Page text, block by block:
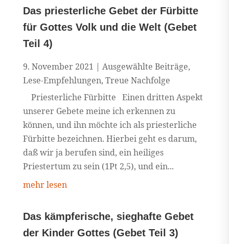
Das priesterliche Gebet der Fürbitte
für Gottes Volk und die Welt (Gebet
Teil 4)
9. November 2021 | Ausgewählte Beiträge,
Lese-Empfehlungen, Treue Nachfolge
Priesterliche Fürbitte Einen dritten Aspekt
unserer Gebete meine ich erkennen zu
können, und ihn möchte ich als priesterliche
Fürbitte bezeichnen. Hierbei geht es darum,
daß wir ja berufen sind, ein heiliges
Priestertum zu sein (1Pt 2,5), und ein...
mehr lesen
Das kämpferische, sieghafte Gebet
der Kinder Gottes (Gebet Teil 3)